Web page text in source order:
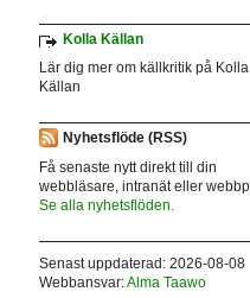
Kolla Källan
Lär dig mer om källkritik på Kolla
Källan
Nyhetsflöde (RSS)
Få senaste nytt direkt till din
webbläsare, intranät eller
Se alla nyhetsflöden.
Senast uppdaterad: 2026-08-08
Webbansvar:Alma Taawo